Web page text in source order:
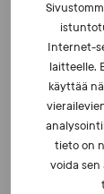
Internet-
laitteelle.
käyttää
tieto on
voida
UUTISET -
ja
UUTISET -